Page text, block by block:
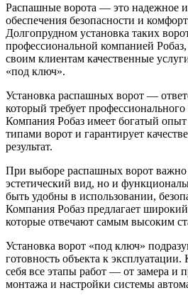
Распашные ворота — это надежное
обеспечения безопасности и
Долгопрудном установка таких
профессиональной компанией Робаз,
своим клиентам качественные
«под ключ».
Установка распашных ворот —
который требует
Компания Робаз имеет богатый
типами ворот и гарантирует
результат.
При выборе распашных ворот важно
эстетический вид, но и
быть удобны в использовании,
Компания Робаз предлагает
которые отвечают самым высоким
Установка ворот «под ключ»
готовность объекта к
себя все этапы работ — от замера и
монтажа и настройки системы